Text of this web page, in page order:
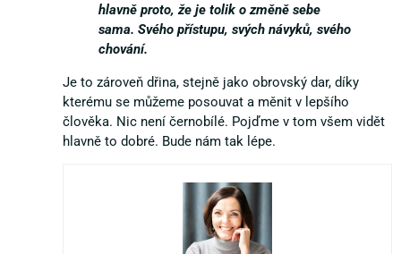
hlavně proto, že je tolik o změně sebe
sama. Svého přístupu, svých návyků, svého
chování.
Je to zároveň dřina, stejně jako obrovský dar, díky
kterému se můžeme posouvat a měnit v lepšího
člověka. Nic není černobílé. Pojďme v tom všem vidět
hlavně to dobré. Bude nám tak lépe.